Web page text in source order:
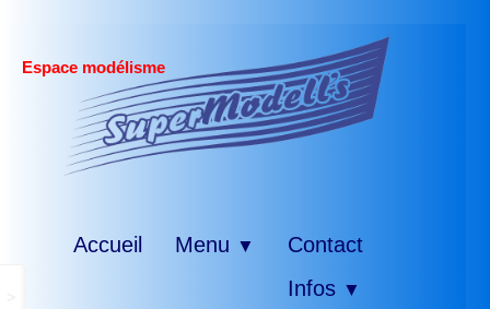
Espace modélisme
Accueil Menu ▼
Contact
Infos ▼